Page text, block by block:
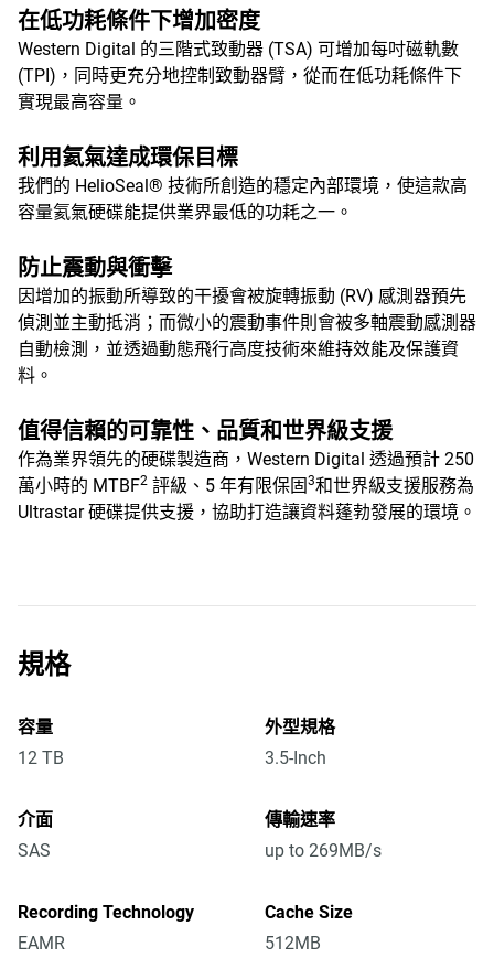
在低功耗條件下增加密度
Western Digital 的三階式致動器 (TSA) 可增加每吋磁軌數
(TPI)，同時更充分地控制致動器臂，從而在低功耗條件下
實現最高容量。
利用氦氣達成環保目標
我們的 HelioSeal® 技術所創造的穩定內部環境，使這款高
容量氦氣硬碟能提供業界最低的功耗之一。
防止震動與衝擊
因增加的振動所導致的干擾會被旋轉振動 (RV) 感測器預先
偵測並主動抵消；而微小的震動事件則會被多軸震動感測器
自動檢測，並透過動態飛行高度技術來維持效能及保護資
料。
值得信賴的可靠性、品質和世界級支援
作為業界領先的硬碟製造商，Western Digital 透過預計 250
萬小時的 MTBF2 評級、5 年有限保固3和世界級支援服務為
Ultrastar 硬碟提供支援，協助打造讓資料蓬勃發展的環境。
規格
容量
12 TB
外型規格
3.5-Inch
介面
SAS
傳輸速率
up to 269MB/s
Recording Technology
EAMR
Cache Size
512MB